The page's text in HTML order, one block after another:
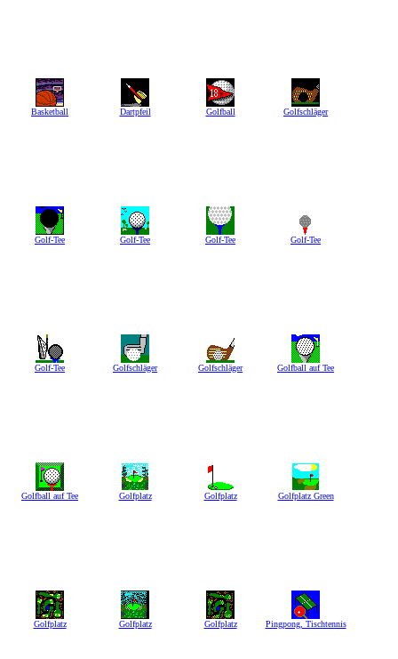
Basketball Dartpfeil Golfball Golfschläger
Golf-Tee Golf-Tee Golf-Tee Golf-Tee
Golf-Tee Golfschläger Golfschläger Golfball auf Tee
Golfball auf Tee Golfplatz Golfplatz Golfplatz Green
Golfplatz Golfplatz Golfplatz Pingpong, Tischtennis